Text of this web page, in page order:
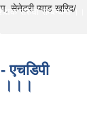
सरुवा सम्बन्धमा ।।।
सेनेटरी प्याड खरिद/
एचडिपी
।।।